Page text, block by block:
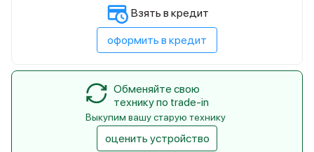
Взять в кредит
оформить в кредит
Обменяйте свою
технику по trade-in
Выкупим вашу старую технику
оценить устройство